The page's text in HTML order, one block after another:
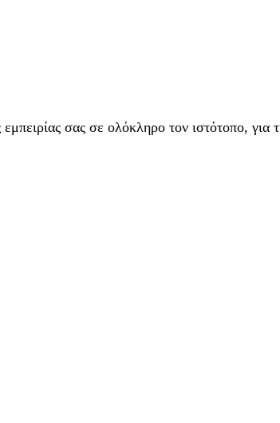
σας σε ολόκληρο τον ιστότοπο, για